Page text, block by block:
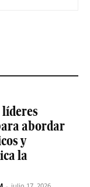
abordar
y
la